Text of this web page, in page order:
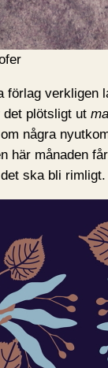
förlag verkligen
det plötsligt ut
några
här månaden
ska bli rimligt.